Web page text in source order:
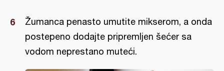
Žumanca penasto umutite mikserom, a onda
postepeno dodajte pripremljen šećer sa
vodom neprestano muteći.